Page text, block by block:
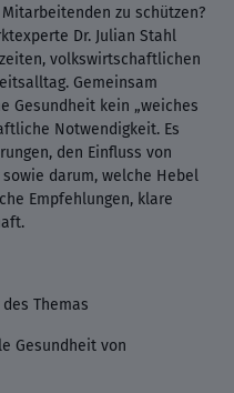
zu schützen?
Dr. Julian Stahl
volkswirtschaftlichen
Gemeinsam
Gesundheit kein „weiches
Notwendigkeit. Es
den Einfluss von
darum, welche Hebel
Empfehlungen, klare
Themas
Gesundheit von